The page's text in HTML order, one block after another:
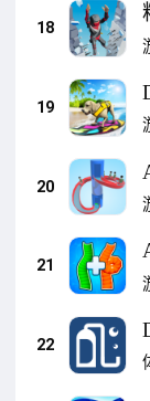
18
19
20
21
22